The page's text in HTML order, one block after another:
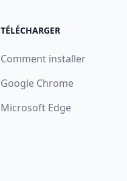
TÉLÉCHARGER
Comment installer
Google Chrome
Microsoft Edge